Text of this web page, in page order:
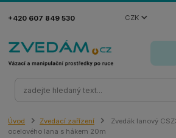
CZK
+420 607 849 530
Úvod Zvedací zařízení
Zvedák lanový
ocelového lana s hákem 20m